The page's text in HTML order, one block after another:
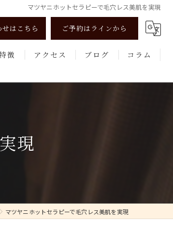
マツヤニホットセラピーで毛穴レス美肌を実現
はこちら ご予約はラインから
徴 アクセス ブログ コラム
現
マツヤニホットセラピーで毛穴レス美肌を実現